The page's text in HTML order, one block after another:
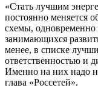
«Стать лучшим
постоянно меняется
схемы, одновременно
занимающихся
менее, в списке
ответственностью и
Именно на них надо
глава «Россетей».